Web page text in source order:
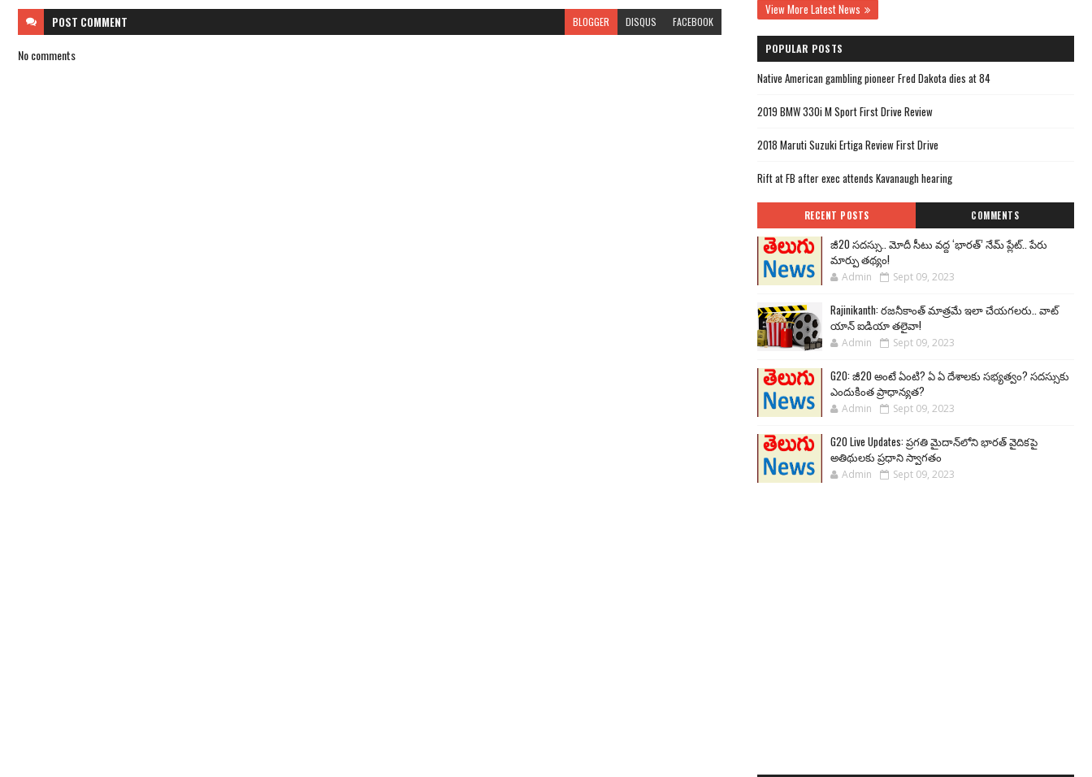
POST COMMENT BLOGGER DISQUS FACEBOOK
No comments
View More Latest News
POPULAR POSTS
Native American gambling pioneer Fred Dakota dies at 84
2019 BMW 330i M Sport First Drive Review
2018 Maruti Suzuki Ertiga Review First Drive
Rift at FB after exec attends Kavanaugh hearing
RECENT POSTS COMMENTS
జీ20 సదస్సు.. మోదీ సీటు వద్ద ‘భారత్’ నేమ్ ప్లేట్‌.. పేరు
మార్పు తథ్యం!
Admin Sept 09, 2023
Rajinikanth: రజనీకాంత్ మాత్రమే ఇలా చేయగలరు.. వాట్
యాన్ ఐడియా తలైవా!
Admin Sept 09, 2023
G20: జీ20 అంటే ఏంటి? ఏ ఏ దేశాలకు సభ్యత్వం? సదస్సుకు
ఎందుకింత ప్రాధాన్యత?
Admin Sept 09, 2023
G20 Live Updates: ప్రగతి మైదాన్‌లోని భారత్ వైదికపై
అతిథులకు ప్రధాని స్వాగతం
Admin Sept 09, 2023